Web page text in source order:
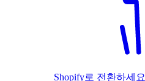
Shopify로 전환하세요